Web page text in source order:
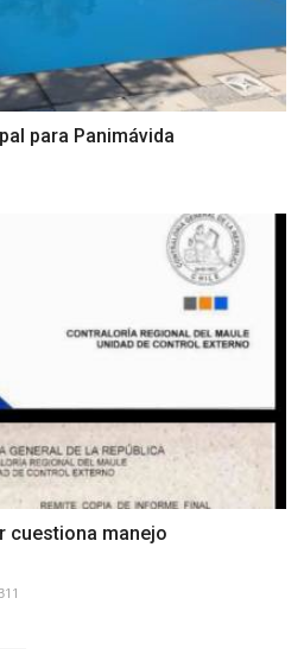
para Panimávida
cuestiona manejo